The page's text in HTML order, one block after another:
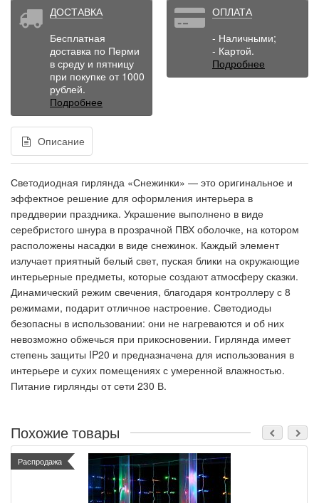
ДОСТАВКА
Бесплатная
доставка по Перми
в среду и пятницу
при покупке от 1000
рублей.
Подробнее
ОПЛАТА
- Наличными;
- Картой.
Подробнее
Описание
Светодиодная гирлянда «Снежинки» — это оригинальное и
эффектное решение для оформления интерьера в
преддверии праздника. Украшение выполнено в виде
серебристого шнура в прозрачной ПВХ оболочке, на котором
расположены насадки в виде снежинок. Каждый элемент
излучает приятный белый свет, пуская блики на окружающие
интерьерные предметы, которые создают атмосферу сказки.
Динамический режим свечения, благодаря контроллеру с 8
режимами, подарит отличное настроение. Светодиоды
безопасны в использовании: они не нагреваются и об них
невозможно обжечься при прикосновении. Гирлянда имеет
степень защиты IP20 и предназначена для использования в
интерьере и сухих помещениях с умеренной влажностью.
Питание гирлянды от сети 230 В.
Похожие товары
Распродажа